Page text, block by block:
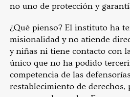
no uno de protección y
¿Qué pienso? El instituto ha
misionalidad y no atiende
y niñas ni tiene contacto con
único que no ha podido
competencia de las
restablecimiento de derechos,